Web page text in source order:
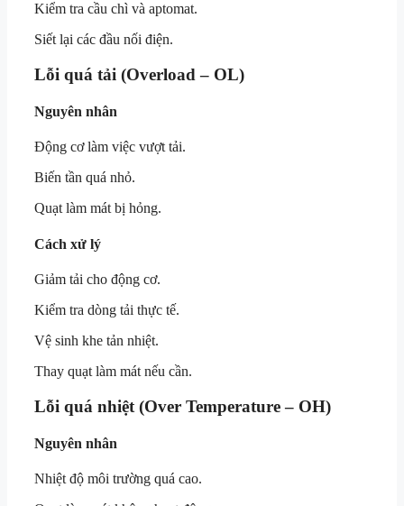
Kiểm tra cầu chì và aptomat.
Siết lại các đầu nối điện.
Lỗi quá tải (Overload – OL)
Nguyên nhân
Động cơ làm việc vượt tải.
Biến tần quá nhỏ.
Quạt làm mát bị hỏng.
Cách xử lý
Giảm tải cho động cơ.
Kiểm tra dòng tải thực tế.
Vệ sinh khe tản nhiệt.
Thay quạt làm mát nếu cần.
Lỗi quá nhiệt (Over Temperature – OH)
Nguyên nhân
Nhiệt độ môi trường quá cao.